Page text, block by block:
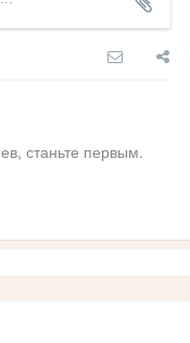
станьте первым.